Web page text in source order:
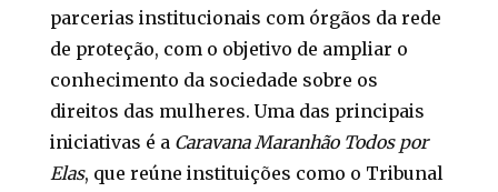
parcerias institucionais com órgãos da rede
de proteção, com o objetivo de ampliar o
conhecimento da sociedade sobre os
direitos das mulheres. Uma das principais
iniciativas é a Caravana Maranhão Todos por
Elas, que reúne instituições como o Tribunal